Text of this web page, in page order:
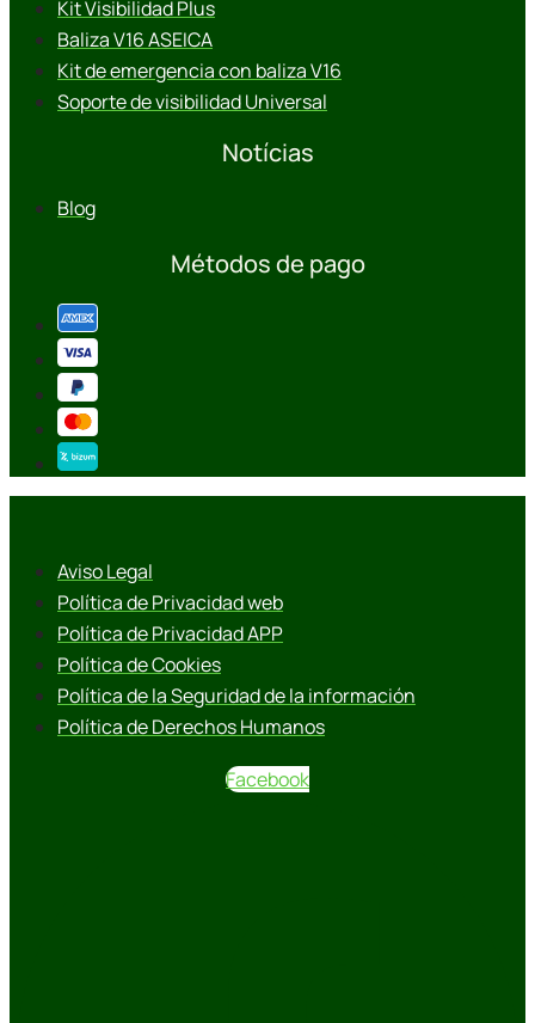
Kit Visibilidad Plus
Baliza V16 ASEICA
Kit de emergencia con baliza V16
Soporte de visibilidad Universal
Notícias
Blog
Métodos de pago
Aviso Legal
Política de Privacidad web
Política de Privacidad APP
Política de Cookies
Política de la Seguridad de la información
Política de Derechos Humanos
Facebook